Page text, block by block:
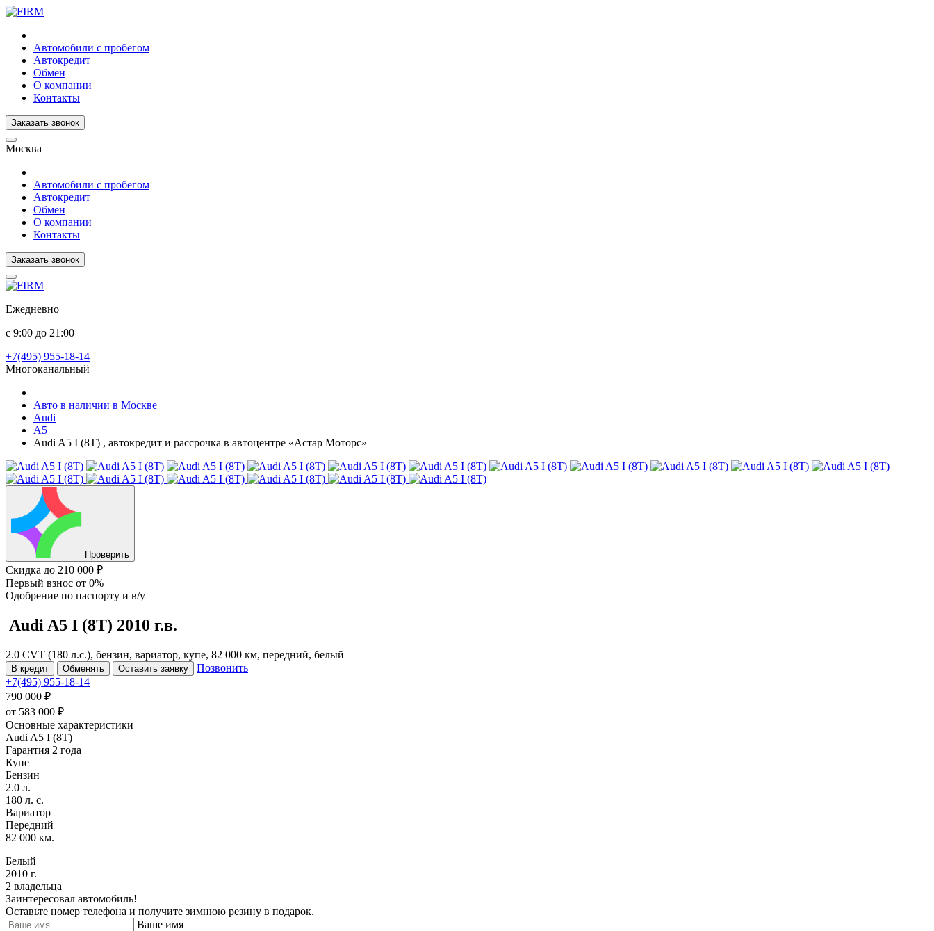
Автомобили с пробегом
Автокредит
Обмен
О компании
Контакты
Заказать звонок
Москва
Автомобили с пробегом
Автокредит
Обмен
О компании
Контакты
Заказать звонок
Ежедневно
с 9:00 до 21:00
+7(495) 955-18-14
Многоканальный
Авто в наличии в Москве
Audi
A5
Audi A5 I (8T) , автокредит и рассрочка в автоцентре «Астар Моторс»
Проверить
Скидка до 210 000 ₽
Первый взнос от 0%
Одобрение по паспорту и в/у
Audi A5 I (8T) 2010 г.в.
2.0 CVT (180 л.с.), бензин, вариатор, купе, 82 000 км, передний, белый
В кредит Обменять Оставить заявку
Позвонить
+7(495) 955-18-14
790 000 ₽
от 583 000 ₽
Основные характеристики
Audi A5 I (8T)
Гарантия 2 года
Купе
Бензин
2.0 л.
180 л. с.
Вариатор
Передний
82 000 км.
Белый
2010 г.
2 владельца
Заинтересовал автомобиль!
Оставьте номер телефона и получите зимнюю резину в подарок.
Ваше имя